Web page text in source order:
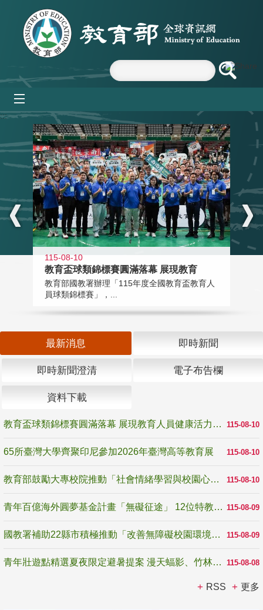
跳到主要內容區塊
:::
115-08-10
教育盃球類錦標賽圓滿落幕 展現教育
教育部國教署辦理「115年度全國教育盃教育人
員球類錦標賽」，...
最新消息 即時新聞
即時新聞澄清 電子布告欄
資料下載
115-08-10
教育盃球類錦標賽圓滿落幕 展現教育人員健康活力與團隊精神
115-08-10
65所臺灣大學齊聚印尼參加2026年臺灣高等教育展
115-08-10
教育部鼓勵大專校院推動「社會情緒學習與校園心理健康促進計畫」 培育校園「心」韌性
115-08-09
青年百億海外圓夢基金計畫「無礙征途」 12位特教與弱勢青年勇闖西班牙 跨越感官限制見證生命蛻變
115-08-09
國教署補助22縣市積極推動「改善無障礙校園環境計畫」 打造友善、安全、無礙學習空間
115-08-08
青年壯遊點精選夏夜限定避暑提案 漫天蝠影、竹林尋蛙、茶香夜觀 邀青年暮色出發
RSS 更多